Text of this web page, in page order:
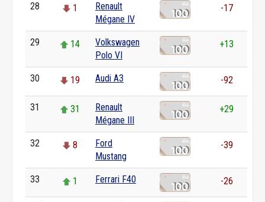
28 1
Renault
Mégane IV
-17
29 14
Volkswagen
Polo VI
+13
30 19 Audi A3 -92
31 31
Renault
Mégane III
+29
32 8
Ford
Mustang
-39
33 1 Ferrari F40 -26